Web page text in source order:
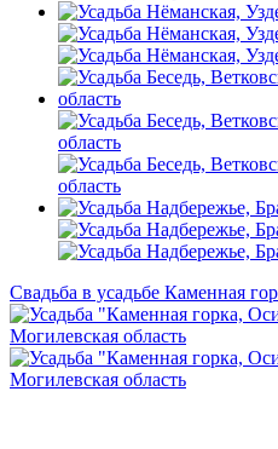
Свадьба в усадьбе Каменная